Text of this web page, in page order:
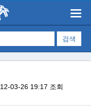
12-03-26 19:17 조회